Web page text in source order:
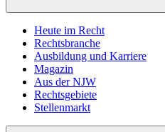
Heute im Recht
Rechtsbranche
Ausbildung und Karriere
Magazin
Aus der NJW
Rechtsgebiete
Stellenmarkt